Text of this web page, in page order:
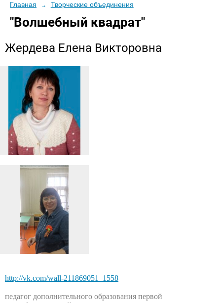
Главная → Творческие объединения
"Волшебный квадрат"
Жердева Елена Викторовна
http://vk.com/wall-211869051_1558
педагог дополнительного образования первой